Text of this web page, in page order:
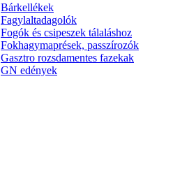
Bárkellékek
Fagylaltadagolók
Fogók és csipeszek tálaláshoz
Fokhagymaprések, passzírozók
Gasztro rozsdamentes fazekak
GN edények